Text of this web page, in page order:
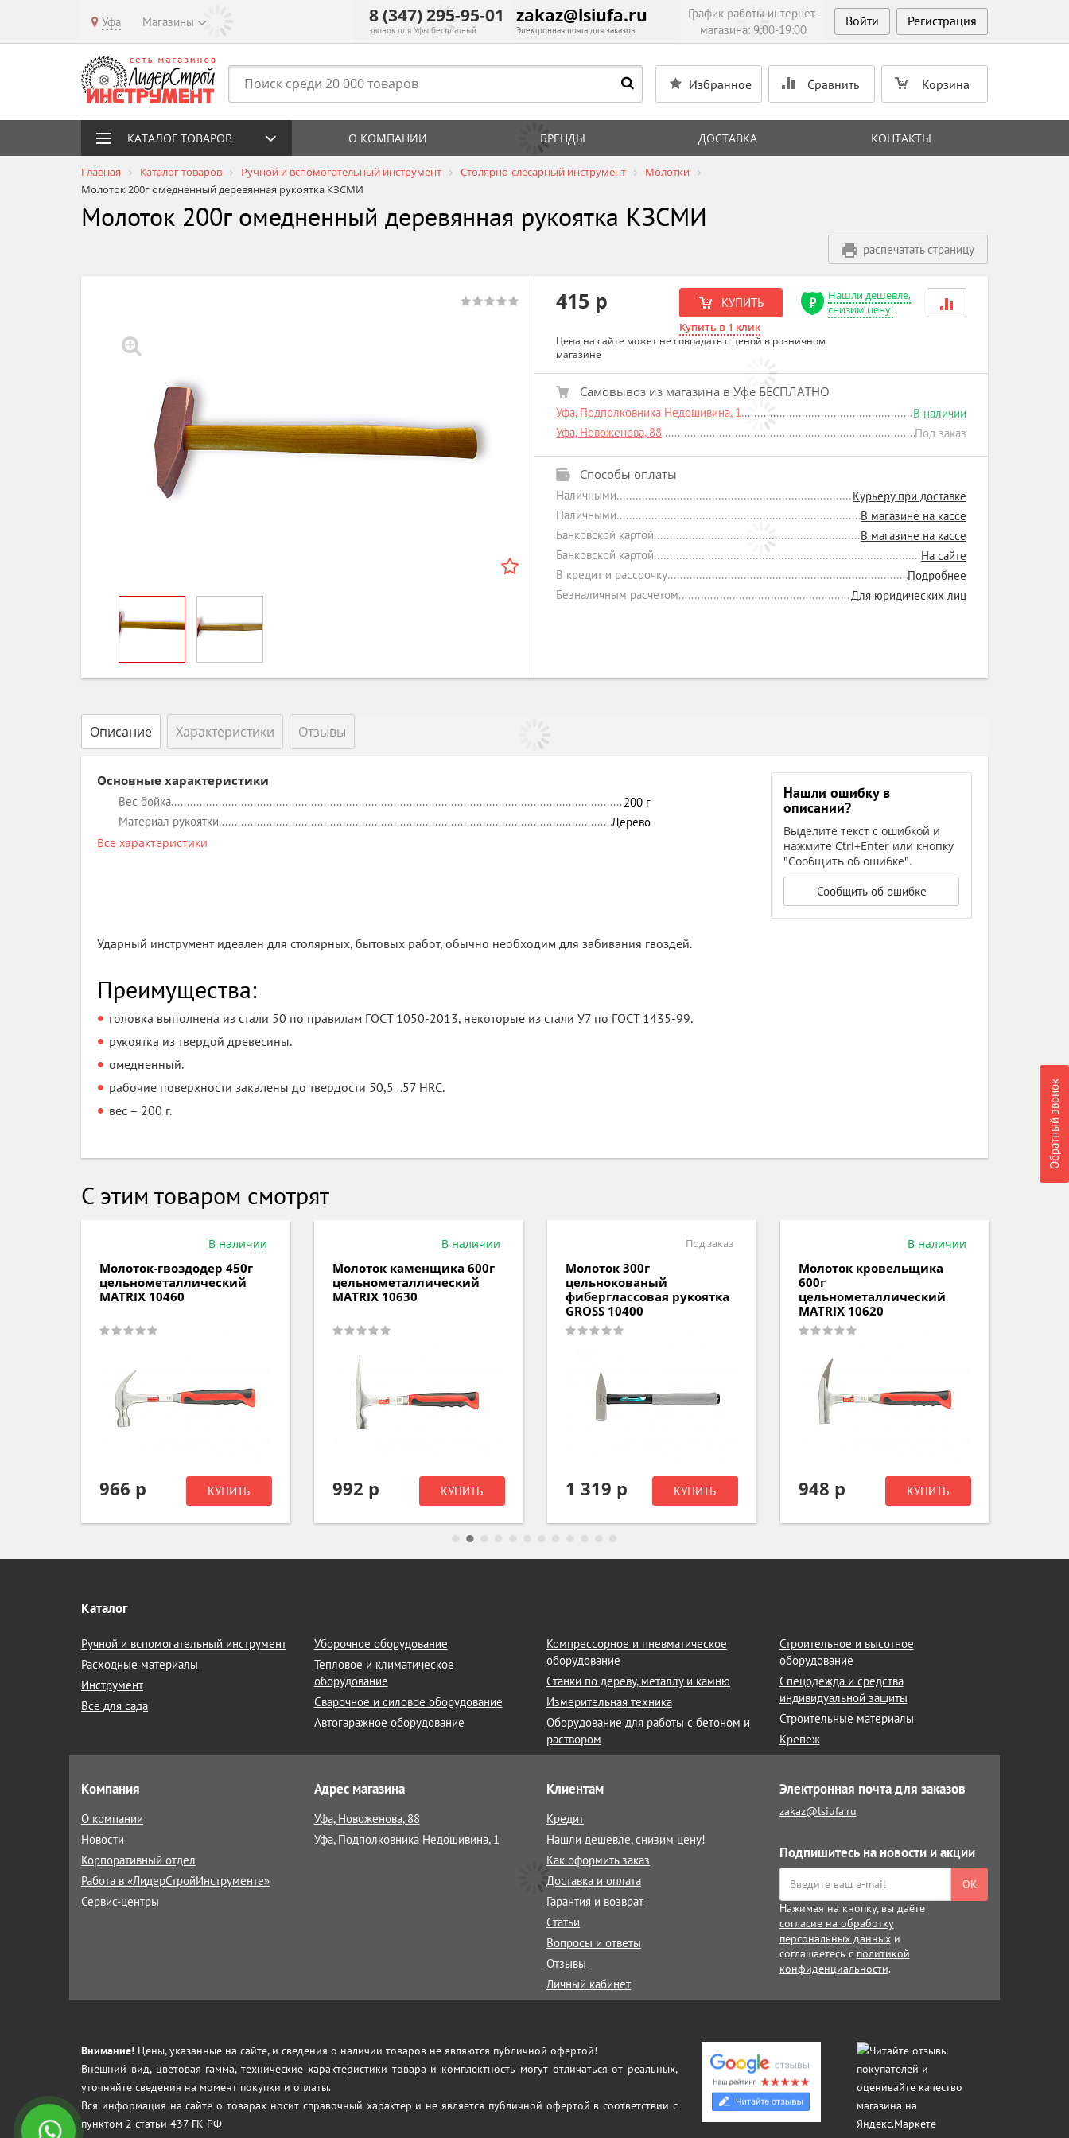
Уфа Магазины 8 (347) 295-95-01
звонок для Уфы бесплатный
zakaz@lsiufa.ru
Электронная почта для заказов
График работы интернет-
магазина: 9:00-19:00
Войти Регистрация
Избранное Сравнить Корзина
Обратный звонок
КАТАЛОГ ТОВАРОВ О КОМПАНИИ БРЕНДЫ ДОСТАВКА КОНТАКТЫ
Главная Каталог товаров Ручной и вспомогательный инструмент Столярно-слесарный инструмент
Молотки
Молоток 200г омедненный деревянная рукоятка КЗСМИ
Молоток 200г омедненный деревянная рукоятка КЗСМИ
распечатать страницу
415 р КУПИТЬ
Купить в 1 клик
Нашли дешевле,
снизим цену!
Цена на сайте может не совпадать с ценой в розничном
магазине
Самовывоз из магазина в Уфе БЕСПЛАТНО
Уфа, Подполковника Недошивина, 1
В наличии
Уфа, Новоженова, 88
Под заказ
Способы оплаты
Наличными
Курьеру при доставке
Наличными
В магазине на кассе
Банковской картой
В магазине на кассе
Банковской картой
На сайте
В кредит и рассрочку
Подробнее
Безналичным расчетом
Для юридических лиц
Описание Характеристики Отзывы
Основные характеристики
Вес бойка 200 г
Материал рукоятки
Дерево
Все характеристики
Нашли ошибку в
описании?
Выделите текст с ошибкой и
нажмите Ctrl+Enter или кнопку
"Сообщить об ошибке".
Сообщить об ошибке
Ударный инструмент идеален для столярных, бытовых работ, обычно необходим для забивания гвоздей.
Преимущества:
головка выполнена из стали 50 по правилам ГОСТ 1050-2013, некоторые из стали У7 по ГОСТ 1435-99.
рукоятка из твердой древесины.
омедненный.
рабочие поверхности закалены до твердости 50,5…57 HRC.
вес – 200 г.
С этим товаром смотрят
В наличии
Молоток-гвоздодер 450г
цельнометаллический
MATRIX 10460
966 р КУПИТЬ
В наличии
Молоток каменщика 600г
цельнометаллический
MATRIX 10630
992 р КУПИТЬ
Под заказ
Молоток 300г
цельнокованый
фиберглаcсовая рукоятка
GROSS 10400
1 319 р КУПИТЬ
В наличии
Молоток кровельщика
600г
цельнометаллический
MATRIX 10620
948 р КУПИТЬ
Каталог
Ручной и вспомогательный инструмент
Расходные материалы
Инструмент
Все для сада
Уборочное оборудование
Тепловое и климатическое
оборудование
Сварочное и силовое оборудование
Автогаражное оборудование
Компрессорное и пневматическое
оборудование
Станки по дереву, металлу и камню
Измерительная техника
Оборудование для работы с бетоном и
раствором
Строительное и высотное
оборудование
Спецодежда и средства
индивидуальной защиты
Строительные материалы
Крепёж
Компания
О компании
Новости
Корпоративный отдел
Работа в «ЛидерСтройИнструменте»
Сервис-центры
Адрес магазина
Уфа, Новоженова, 88
Уфа, Подполковника Недошивина, 1
Клиентам
Кредит
Нашли дешевле, снизим цену!
Как оформить заказ
Доставка и оплата
Гарантия и возврат
Статьи
Вопросы и ответы
Отзывы
Личный кабинет
Электронная почта для заказов
zakaz@lsiufa.ru
Подпишитесь на новости и акции
ОК
Нажимая на кнопку, вы даёте
согласие на обработку
персональных данныхи
соглашаетесь с политикой
конфиденциальности.
Внимание! Цены, указанные на сайте, и сведения о наличии товаров не являются публичной офертой!
Внешний вид, цветовая гамма, технические характеристики товара и комплектность могут отличаться от реальных,
уточняйте сведения на момент покупки и оплаты.
Вся информация на сайте о товарах носит справочный характер и не является публичной офертой в соответствии с
пунктом 2 статьи 437 ГК РФ